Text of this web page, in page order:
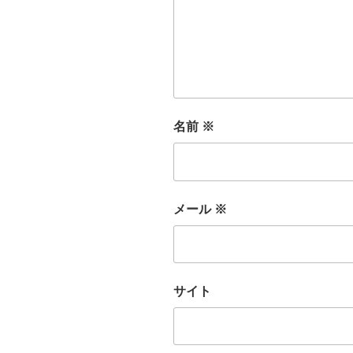
名前 ※
メール ※
サイト